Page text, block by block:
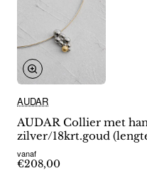
AUDAR
AUDAR Collier met
zilver/18krt.goud
vanaf
€208,00